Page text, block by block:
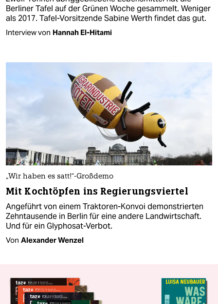
Berliner Tafel auf der Grünen Woche gesammelt. Weniger
als 2017. Tafel-Vorsitzende Sabine Werth findet das gut.
Interview von Hannah El-Hitami
„Wir haben es satt!“-Großdemo
Mit Kochtöpfen ins Regierungsviertel
Angeführt von einem Traktoren-Konvoi demonstrierten
Zehntausende in Berlin für eine andere Landwirtschaft.
Und für ein Glyphosat-Verbot.
Von Alexander Wenzel